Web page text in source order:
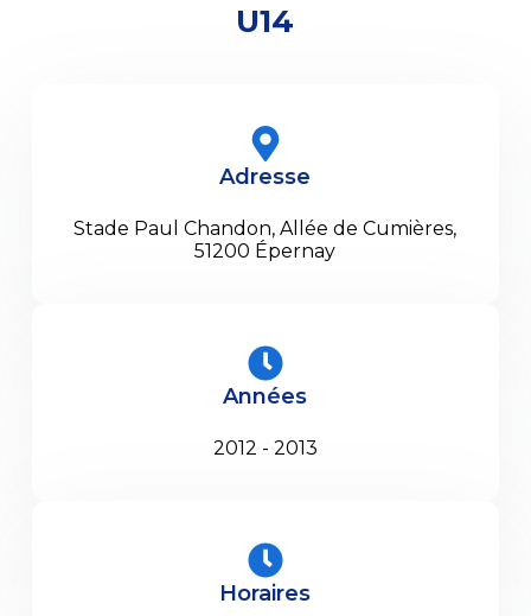
U14
Adresse
Stade Paul Chandon, Allée de Cumières,
51200 Épernay
Années
2012 - 2013
Horaires